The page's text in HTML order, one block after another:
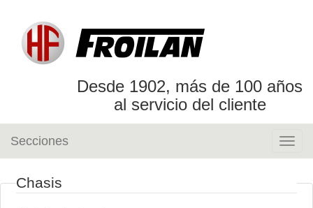
Desde 1902, más de 100 años
al servicio del cliente
Secciones
Chasis